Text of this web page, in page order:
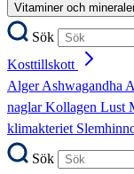
Vitaminer och
Sök
Kosttillskott
AlgerAshwagandha
naglarKollagen Lust
klimakteriet
Sök